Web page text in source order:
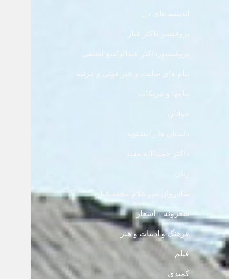
اندیشه های دل
پروفیسر داکتر غبار
پروفیسورداکتر عبدالواسع لطیفی
پیام های سلیت و خبر فوتی و مرثیه
پیامها و تبریکات
جوانان
داستان ها را بشنوید
داکتر حمیدالله مفید
زنان
شادروان میر غلام محمد غبار
شعرونه – اشعار
فرهنگ و ادبیات و هنر
فیلم
کمیدی